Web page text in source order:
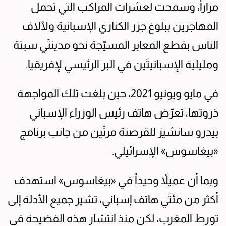
مراراً، وسمحت لعشرات المراكب التي تحمل
المهاجرين ببلوغ جزر الكناري الإسبانية ولآلاف
الناس بقطع المعابر المسيّجة نحو مدينتَي سبتة
ومليلية الإسبانيتَين في البر الرئيسي لإفريقيا.
في مايو ويونيو 2021، حين بلغت تلك المواجهة
ذروتها، تعرّض هاتف رئيس الوزراء الإسباني
بيدرو سانشيز للقرصنة مرتَين من جانب برنامج
«بيغاسوس» الإسرائيلي.
وبما أن عميلاً وحيداً في «بيغاسوس» استهدف
أكثر من مئتَي هاتف إسباني، تشير جميع الأدلة إلى
تورط المغرب، لكن منذ انتشار هذه الفضيحة في